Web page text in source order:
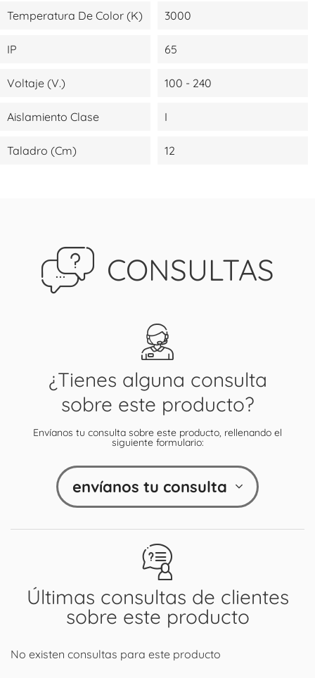
Temperatura De Color (K) 3000
IP 65
Voltaje (V.) 100 - 240
Aislamiento Clase I
Taladro (cm) 12
CONSULTAS
Últimas consultas de clientes
sobre este producto
No existen consultas para este producto
¿Tienes alguna consulta
sobre este producto?
Envíanos tu consulta sobre este producto, rellenando el
siguiente formulario:
envíanos tu consulta